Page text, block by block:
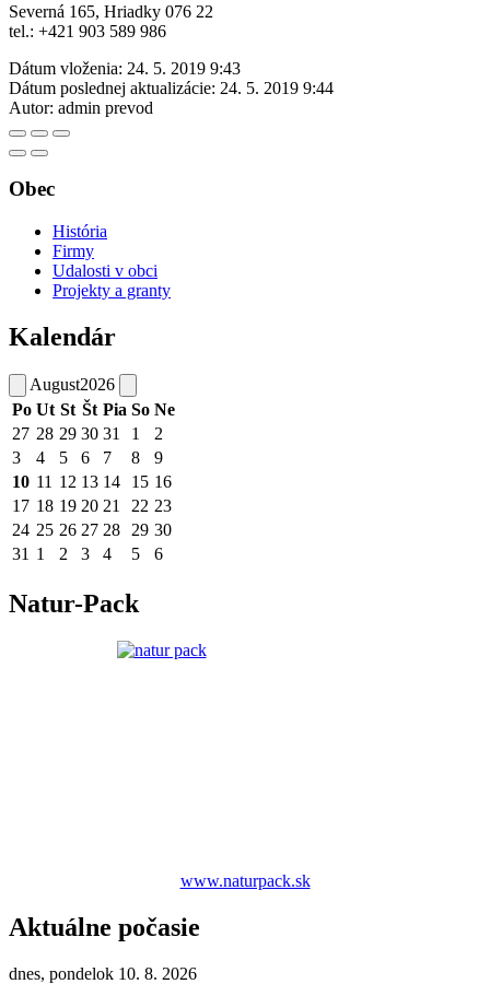
Severná 165, Hriadky 076 22
tel.: +421 903 589 986
Dátum vloženia: 24. 5. 2019 9:43
Dátum poslednej aktualizácie: 24. 5. 2019 9:44
Autor: admin prevod
Obec
História
Firmy
Udalosti v obci
Projekty a granty
Kalendár
August2026
Po Ut St Št Pia So Ne
27 28 29 30 31 1
2
3
4 5 6 7 8
9
10 11 12 13 14 15 16
17 18 19 20 21 22 23
24 25 26 27 28 29 30
31 1 2 3 4 5 6
Natur-Pack
www.naturpack.sk
Aktuálne počasie
dnes, pondelok 10. 8. 2026